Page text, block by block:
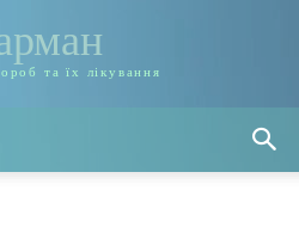
та їх лікування